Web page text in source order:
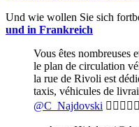
Und wie wollen Sie sich
und in Frankreich
Vous êtes nombreuses
le plan de circulation
la rue de Rivoli est
taxis, véhicules de
@C_Najdovski